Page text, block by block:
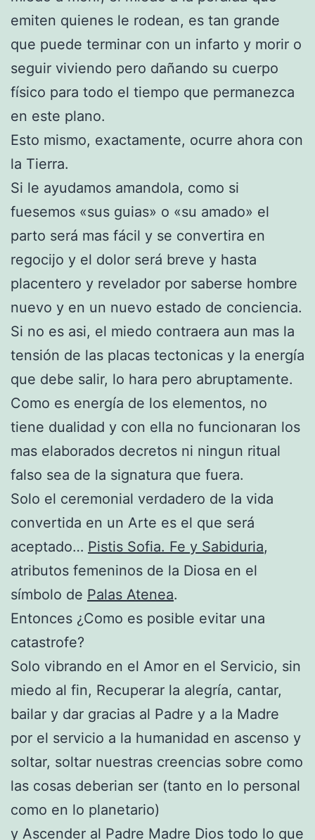
emiten quienes le rodean, es tan grande
que puede terminar con un infarto y morir o
seguir viviendo pero dañando su cuerpo
físico para todo el tiempo que permanezca
en este plano.
Esto mismo, exactamente, ocurre ahora con
la Tierra.
Si le ayudamos amandola, como si
fuesemos «sus guias» o «su amado» el
parto será mas fácil y se convertira en
regocijo y el dolor será breve y hasta
placentero y revelador por saberse hombre
nuevo y en un nuevo estado de conciencia.
Si no es asi, el miedo contraera aun mas la
tensión de las placas tectonicas y la energía
que debe salir, lo hara pero abruptamente.
Como es energía de los elementos, no
tiene dualidad y con ella no funcionaran los
mas elaborados decretos ni ningun ritual
falso sea de la signatura que fuera.
Solo el ceremonial verdadero de la vida
convertida en un Arte es el que será
aceptado… Pistis Sofia. Fe y Sabiduria,
atributos femeninos de la Diosa en el
símbolo de Palas Atenea.
Entonces ¿Como es posible evitar una
catastrofe?
Solo vibrando en el Amor en el Servicio, sin
miedo al fin, Recuperar la alegría, cantar,
bailar y dar gracias al Padre y a la Madre
por el servicio a la humanidad en ascenso y
soltar, soltar nuestras creencias sobre como
las cosas deberian ser (tanto en lo personal
como en lo planetario)
y Ascender al Padre Madre Dios todo lo que